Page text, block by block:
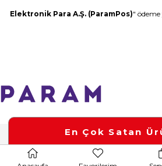
En Çok Satan
Elektronik Para A.Ş. (ParamPos)"